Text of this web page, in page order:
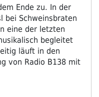
Ende zu. In der
bei Schweinsbraten
eine der letzten
begleitet
läuft in den
von Radio B138 mit